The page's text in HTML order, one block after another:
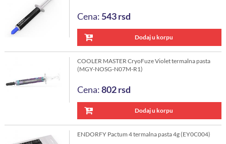
Cena: 543rsd
Dodaj u korpu
COOLER MASTER CryoFuze Violet termalna pasta
(MGY-NOSG-N07M-R1)
Cena:802rsd
Dodaj u korpu
ENDORFY Pactum 4 termalna pasta 4g (EY0C004)